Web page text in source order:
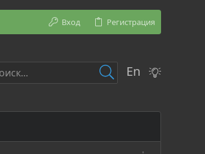
Вход Регистрация
En